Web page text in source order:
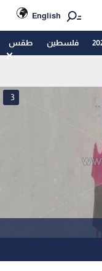
English
فلسطين طقس
3